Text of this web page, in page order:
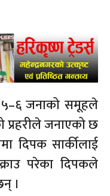
५–६ जनाको समूहले
प्रहरीले जनाएको छ
दिपक सार्कीलाई
परेका दिपकले
।